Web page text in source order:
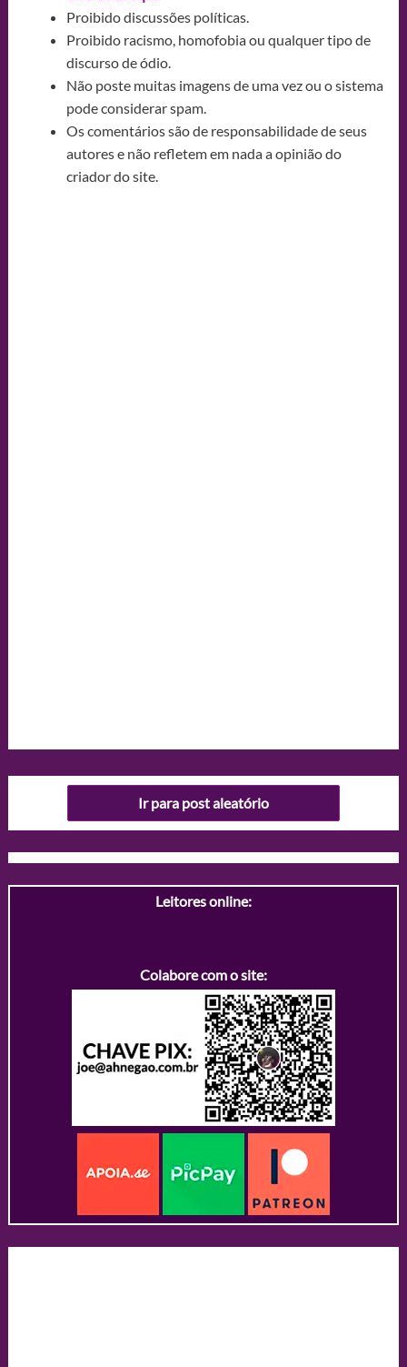
Proibido discussões políticas.
Proibido racismo, homofobia ou qualquer tipo de
discurso de ódio.
Não poste muitas imagens de uma vez ou o sistema
pode considerar spam.
Os comentários são de responsabilidade de seus
autores e não refletem em nada a opinião do
criador do site.
Ir para post aleatório
Leitores online:
Colabore com o site: